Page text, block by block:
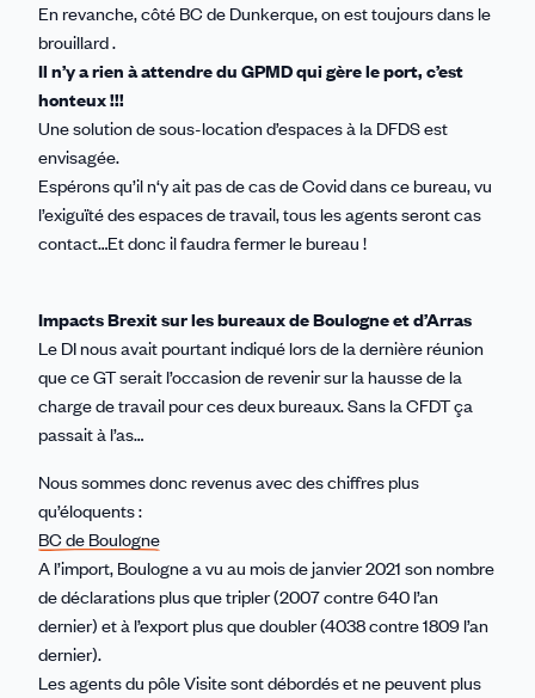
En revanche, côté BC de Dunkerque, on est toujours dans le
brouillard .
Il n’y a rien à attendre du GPMD qui gère le port, c’est
honteux !!!
Une solution de sous-location d’espaces à la DFDS est
envisagée.
Espérons qu’il n‘y ait pas de cas de Covid dans ce bureau, vu
l’exiguïté des espaces de travail, tous les agents seront cas
contact…Et donc il faudra fermer le bureau !
Impacts Brexit sur les bureaux de Boulogne et d’Arras
Le DI nous avait pourtant indiqué lors de la dernière réunion
que ce GT serait l’occasion de revenir sur la hausse de la
charge de travail pour ces deux bureaux. Sans la CFDT ça
passait à l’as…
Nous sommes donc revenus avec des chiffres plus
qu’éloquents :
BC de Boulogne
A l’import, Boulogne a vu au mois de janvier 2021 son nombre
de déclarations plus que tripler (2007 contre 640 l’an
dernier) et à l’export plus que doubler (4038 contre 1809 l’an
dernier).
Les agents du pôle Visite sont débordés et ne peuvent plus